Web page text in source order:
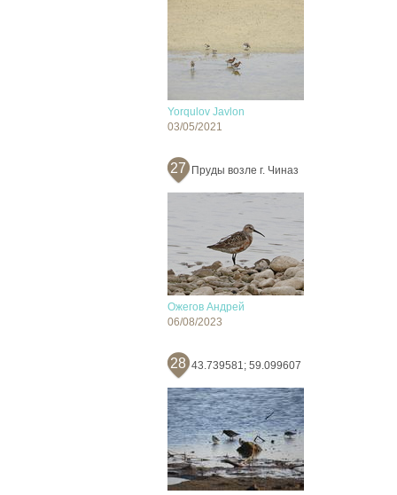
Yorqulov Javlon
03/05/2021
27 Пруды возле г. Чиназ
Ожегов Андрей
06/08/2023
28 43.739581; 59.099607